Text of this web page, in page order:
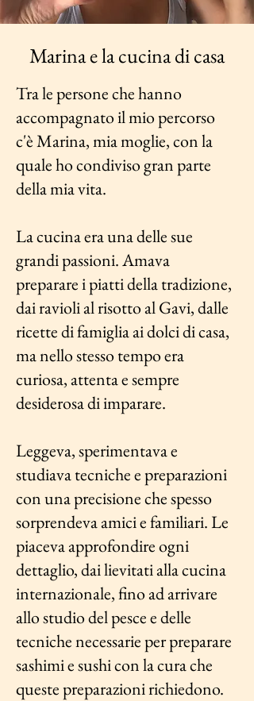
Marina e la cucina di casa
Tra le persone che hanno
accompagnato il mio percorso
c'è Marina, mia moglie, con la
quale ho condiviso gran parte
della mia vita.
La cucina era una delle sue
grandi passioni. Amava
preparare i piatti della tradizione,
dai ravioli al risotto al Gavi, dalle
ricette di famiglia ai dolci di casa,
ma nello stesso tempo era
curiosa, attenta e sempre
desiderosa di imparare.
Leggeva, sperimentava e
studiava tecniche e preparazioni
con una precisione che spesso
sorprendeva amici e familiari. Le
piaceva approfondire ogni
dettaglio, dai lievitati alla cucina
internazionale, fino ad arrivare
allo studio del pesce e delle
tecniche necessarie per preparare
sashimi e sushi con la cura che
queste preparazioni richiedono.